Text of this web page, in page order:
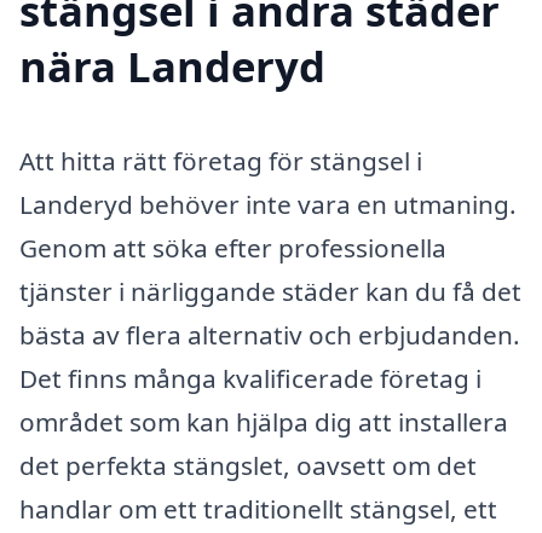
nära Landeryd
Att hitta rätt företag för stängsel i
Landeryd behöver inte vara en utmaning.
Genom att söka efter professionella
tjänster i närliggande städer kan du få det
bästa av flera alternativ och erbjudanden.
Det finns många kvalificerade företag i
området som kan hjälpa dig att installera
det perfekta stängslet, oavsett om det
handlar om ett traditionellt stängsel, ett